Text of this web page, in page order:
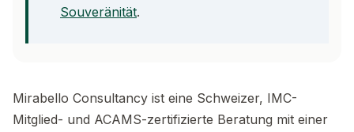
Souveränität.
Mirabello Consultancy ist eine Schweizer, IMC-
Mitglied- und ACAMS-zertifizierte Beratung mit einer